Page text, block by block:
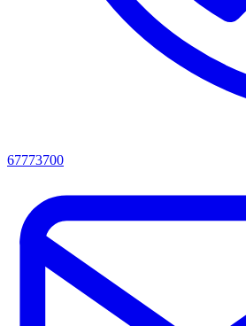
67773700